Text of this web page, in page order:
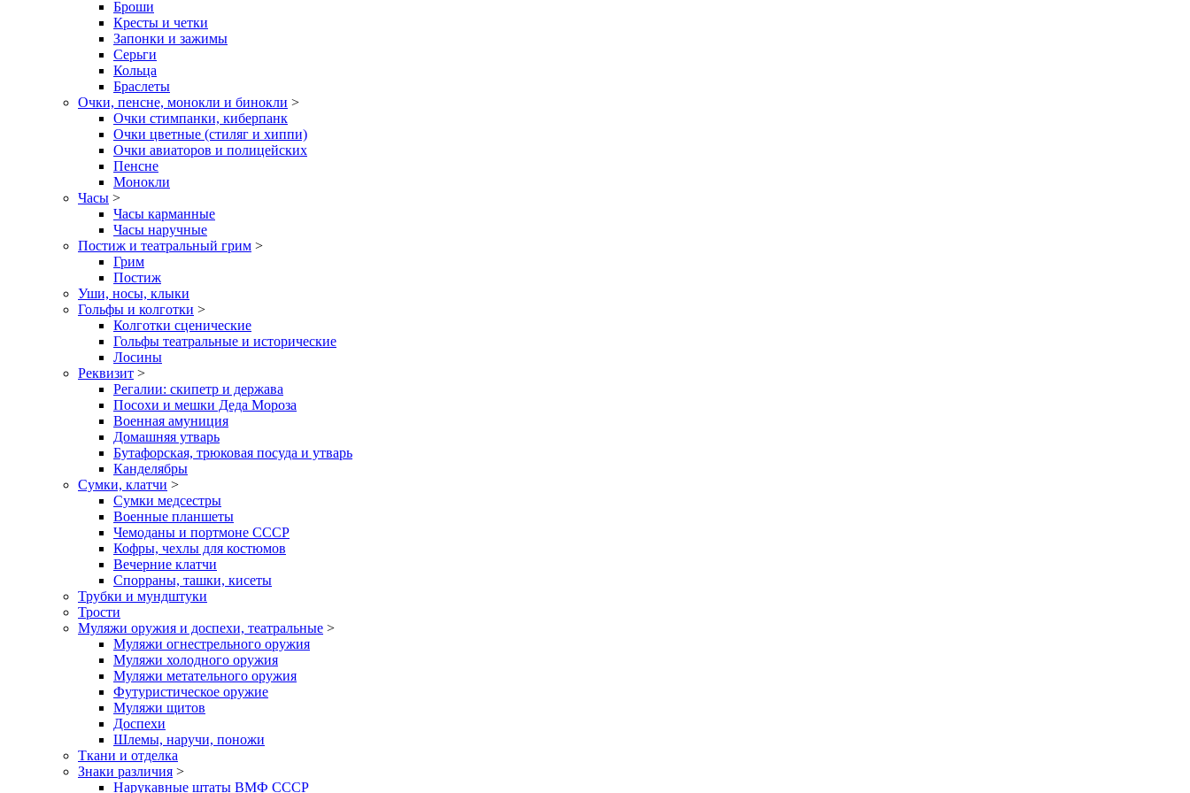
Броши
Кресты и четки
Запонки и зажимы
Серьги
Кольца
Браслеты
Очки, пенсне, монокли и бинокли >
Очки стимпанки, киберпанк
Очки цветные (стиляг и хиппи)
Очки авиаторов и полицейских
Пенсне
Монокли
Часы >
Часы карманные
Часы наручные
Постиж и театральный грим >
Грим
Постиж
Уши, носы, клыки
Гольфы и колготки >
Колготки сценические
Гольфы театральные и исторические
Лосины
Реквизит >
Регалии: скипетр и держава
Посохи и мешки Деда Мороза
Военная амуниция
Домашняя утварь
Бутафорская, трюковая посуда и утварь
Канделябры
Сумки, клатчи >
Сумки медсестры
Военные планшеты
Чемоданы и портмоне СССР
Кофры, чехлы для костюмов
Вечерние клатчи
Спорраны, ташки, кисеты
Трубки и мундштуки
Трости
Муляжи оружия и доспехи, театральные >
Муляжи огнестрельного оружия
Муляжи холодного оружия
Муляжи метательного оружия
Футуристическое оружие
Муляжи щитов
Доспехи
Шлемы, наручи, поножи
Ткани и отделка
Знаки различия >
Нарукавные штаты ВМФ СССР